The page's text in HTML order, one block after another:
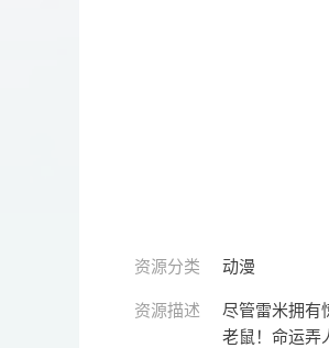
资源分类
动漫
资源描述
尽管雷米拥有
老鼠！命运弄